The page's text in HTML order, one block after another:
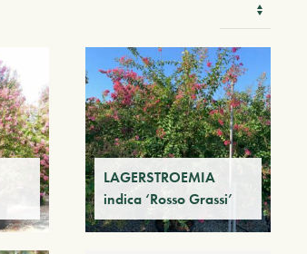
LAGERSTROEMIA
indica ‘Rosso Grassi’